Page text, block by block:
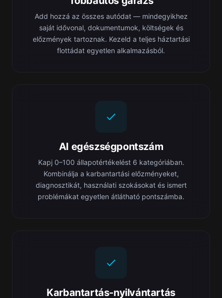
Add hozzá az összes autódat — mindegyikhez
saját idővonal, dokumentumok, költségek és
előzmények tartoznak. Kezeld a teljes háztartási
flottádat egyetlen alkalmazásból.
AI egészségpontszám
Kapj 0–100 állapotértékelést 6 kategóriában.
Kombinálja a karbantartási előzményeket,
diagnosztikát, használati szokásokat és ismert
problémákat egyetlen átlátható pontszámba.
Karbantartás-nyilvántartás